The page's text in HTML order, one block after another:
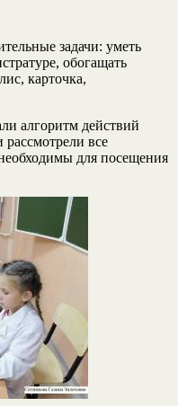
задачи: уметь
обогащать
карточка,
алгоритм действий
рассмотрели все
для посещения